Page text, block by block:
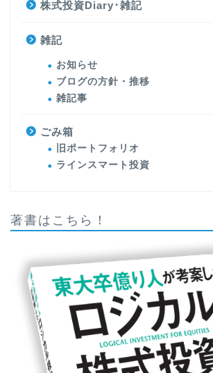
株式投資Diary･雑記
雑記
お知らせ
ブログの方針・推移
雑記事
ごみ箱
旧ポートフォリオ
ラインスマート投資
著書はこちら！